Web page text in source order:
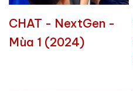
CHAT - NextGen -
Mùa 1 (2024)